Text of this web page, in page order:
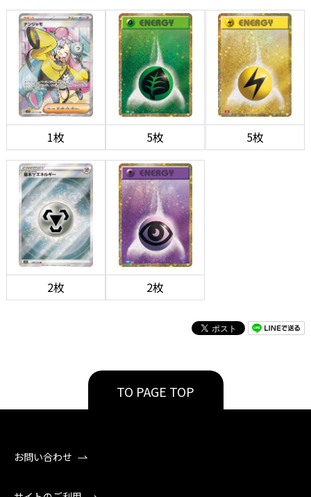
1枚 5枚 5枚
2枚 2枚
TO PAGE TOP
お問い合わせ